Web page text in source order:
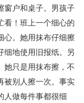
窗户和桌子。男孩子
看！班上一个细心的
心。她用抹布仔细擦
细地使用旧报纸。另
她只是用抹布擦，不
被别人擦一次。事实
人做每件事都很细